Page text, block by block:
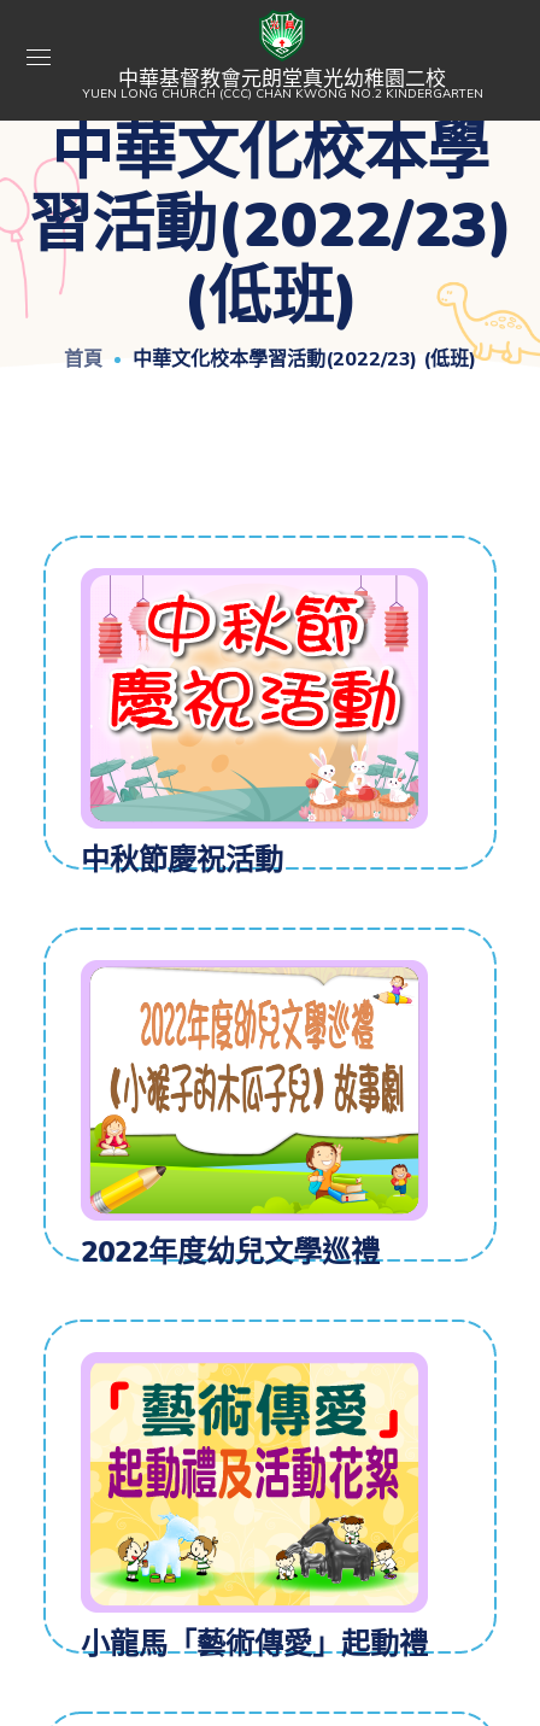
中華基督教會元朗堂真光幼稚園二校
YUEN LONG CHURCH (CCC) CHAN KWONG NO.2 KINDERGARTEN
中華文化校本學
習活動(2022/23)
(低班)
首頁 中華文化校本學習活動(2022/23) (低班)
中秋節慶祝活動
2022年度幼兒文學巡禮
小龍馬「藝術傳愛」起動禮